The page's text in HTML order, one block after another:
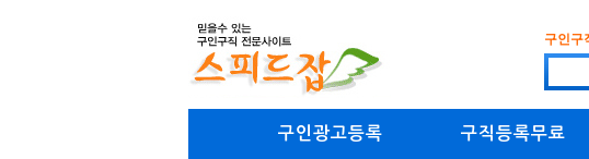
구인구
구인광고등록 구직등록무료